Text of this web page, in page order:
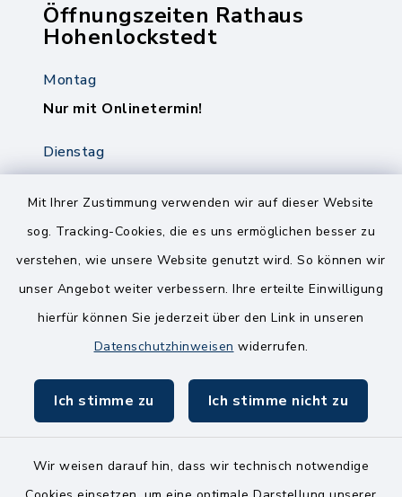
Mit Ihrer Zustimmung verwenden wir auf dieser Website
sog. Tracking-Cookies, die es uns ermöglichen besser zu
verstehen, wie unsere Website genutzt wird. So können wir
unser Angebot weiter verbessern. Ihre erteilte Einwilligung
hierfür können Sie jederzeit über den Link in unseren
Datenschutzhinweisen widerrufen.
Ich stimme zu Ich stimme nicht zu
Wir weisen darauf hin, dass wir technisch notwendige
Öffnungszeiten Rathaus
Hohenlockstedt
Montag
Nur mit Onlinetermin!
Dienstag
8.00-12.00 Uhr
14.00-18.00 Uhr
Freitag
8.00-11.00 Uhr